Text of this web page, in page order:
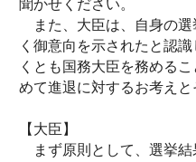
聞かせください。
また、大臣は、自身の選
く御意向を示されたと認
くとも国務大臣を務める
めて進退に対するお考えと
【大臣】
まず原則として、選挙結